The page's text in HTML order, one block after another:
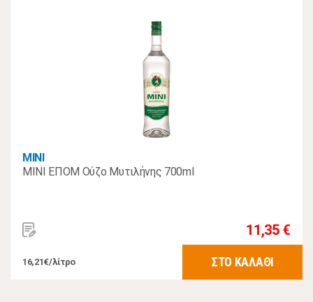
MINI
MINI ΕΠΟΜ Ούζο Μυτιλήνης 700ml
11,35 €
16,21€/λίτρο ΣΤΟ ΚΑΛΑΘΙ